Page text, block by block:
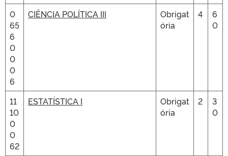
0
65
6
0
0
0
6
CIÊNCIA POLÍTICA III
Obrigat
ória
4
6
0
11
10
0
0
62
ESTATÍSTICA I
Obrigat
ória
2
3
0